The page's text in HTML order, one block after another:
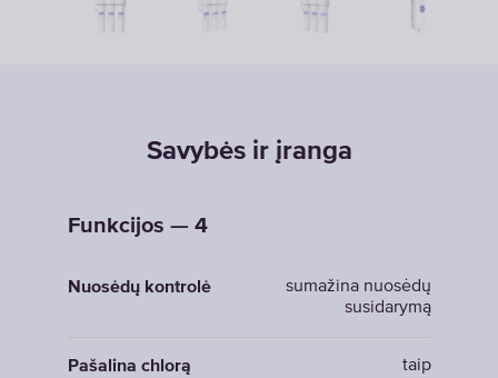
Savybės ir įranga
Funkcijos — 4
Nuosėdų kontrolė
sumažina nuosėdų
susidarymą
Pašalina chlorą taip